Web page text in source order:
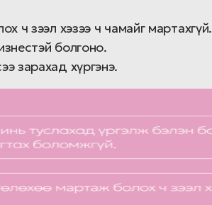
ч зээл хэзээ ч чамайг мартахгүй.
болгоно.
зарахад хүргэнэ.